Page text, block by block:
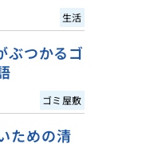
生活
ぶつかるゴ
ゴミ屋敷
ための清